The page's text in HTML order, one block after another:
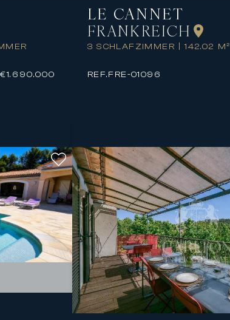
€1.690.000
LE CANNET
FRANKREICH
3 SCHLAFZIMMER 142.02 M²
REF.FRE-01096